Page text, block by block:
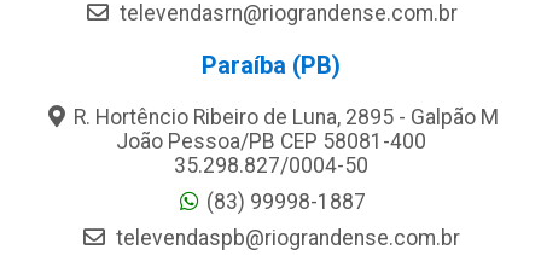
televendasrn@riograndense.com.br
Paraíba (PB)
R. Hortêncio Ribeiro de Luna, 2895 - Galpão M
João Pessoa/PB CEP 58081-400
35.298.827/0004-50
(83) 99998-1887
televendaspb@riograndense.com.br